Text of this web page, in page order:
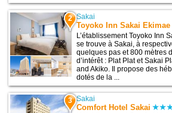
2 Sakai
Toyoko Inn Sakai Ekimae
L’établissement Toyoko Inn
se trouve à Sakai, à
quelques pas et 800 mètres
d’intérêt : Plat Plat et Sakai
and Akiko. Il propose des
dotés de la ...
3 Sakai
Comfort Hotel Sakai